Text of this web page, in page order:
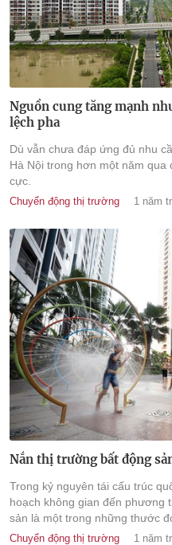
Nguồn cung tăng mạnh
lệch pha
Dù vẫn chưa đáp ứng đủ nhu
Hà Nội trong hơn một năm qua
cực.
Chuyển động thị trường 1 năm
Nắn thị trường bất động
Trong kỷ nguyên tái cấu trúc
hoạch không gian đến phương
sản là một trong những thước
hóa, bắt đầu từ câu chuyện sử
Chuyển động thị trường 1 năm